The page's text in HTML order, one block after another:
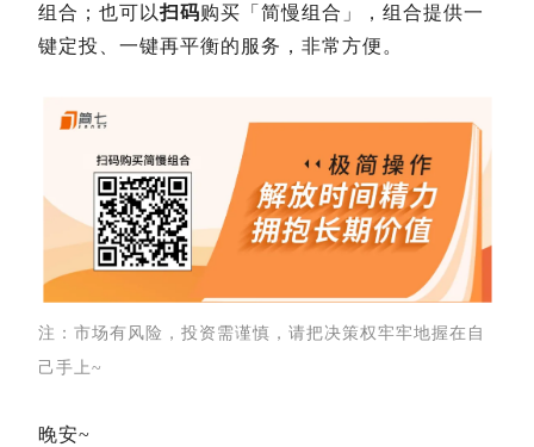
组合；也可以扫码购买「简慢组合」，组合提供一
键定投、一键再平衡的服务，非常方便。
注：市场有风险，投资需谨慎，请把决策权牢牢地握在自
己手上~
晚安~